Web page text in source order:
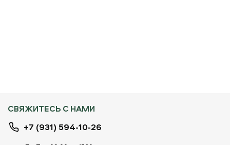
СВЯЖИТЕСЬ С НАМИ
+7 (931) 594-10-26